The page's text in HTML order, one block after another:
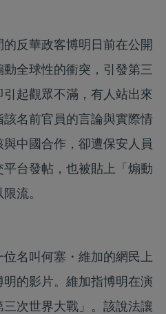
反華政客博明日前在公開
全球性的衝突，引發第三
起觀眾不滿，有人站出來
名前官員的言論與實際情
中國合作，卻遭保安人員
台發帖，也被貼上「煽動
流。
名叫何塞・維加的網民上
的影片。維加指博明在演
次世界大戰」。該說法讓